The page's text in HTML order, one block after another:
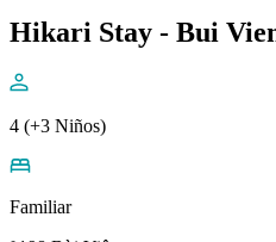
Hikari Stay - Bui
4 (+3 Niños)
Familiar